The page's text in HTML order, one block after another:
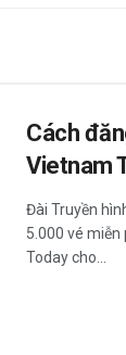
Cách
Vietnam
Đài Truyền
5.000 vé
Today cho...